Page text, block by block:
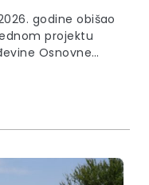
godine obišao
projektu
Osnovne
od